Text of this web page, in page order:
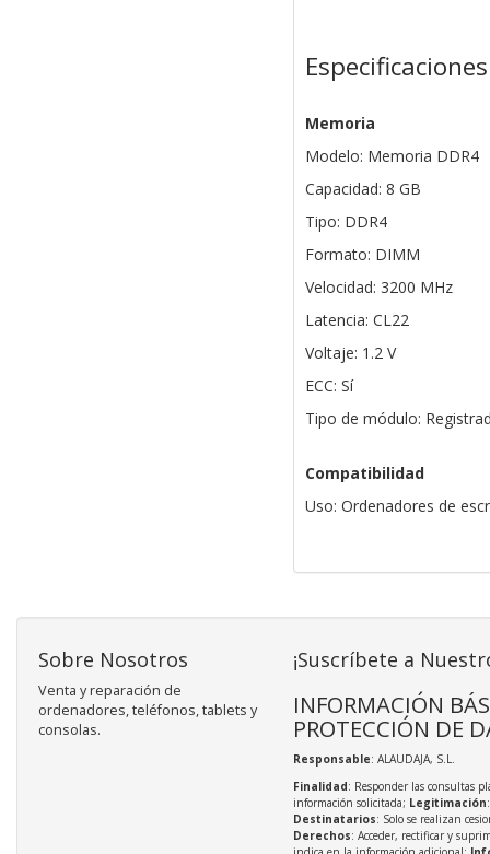
Especificaciones
Memoria
Modelo: Memoria DDR4
Capacidad: 8 GB
Tipo: DDR4
Formato: DIMM
Velocidad: 3200 MHz
Latencia: CL22
Voltaje: 1.2 V
ECC: Sí
Tipo de módulo:
Compatibilidad
Uso: Ordenadores de
Sobre Nosotros
Venta y reparación de
ordenadores, teléfonos, tablets y
consolas.
¡Suscríbete a
INFORMACIÓN
PROTECCIÓN DE
Responsable: ALAUDAJA, S.L.
Finalidad: Responder las consultas
información solicitada; Legitimación
Destinatarios: Solo se realizan
Derechos: Acceder, rectificar y